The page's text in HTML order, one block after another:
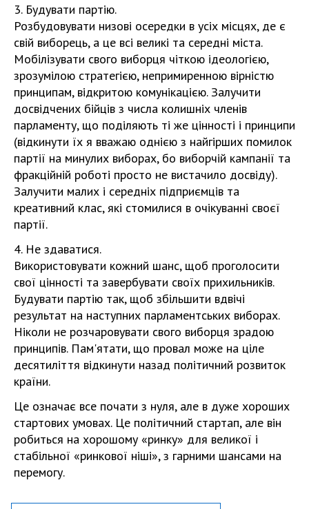
3. Будувати партію.
Розбудовувати низові осередки в усіх місцях, де є
свій виборець, а це всі великі та середні міста.
Мобілізувати свого виборця чіткою ідеологією,
зрозумілою стратегією, непримиренною вірністю
принципам, відкритою комунікацією. Залучити
досвідчених бійців з числа колишніх членів
парламенту, що поділяють ті же цінності і принципи
(відкинути їх я вважаю однією з найгірших помилок
партії на минулих виборах, бо виборчій кампанії та
фракційній роботі просто не вистачило досвіду).
Залучити малих і середніх підприємців та
креативний клас, які стомилися в очікуванні своєї
партії.
4. Не здаватися.
Використовувати кожний шанс, щоб проголосити
свої цінності та завербувати своїх прихильників.
Будувати партію так, щоб збільшити вдвічі
результат на наступних парламентських виборах.
Ніколи не розчаровувати свого виборця зрадою
принципів. Пам'ятати, що провал може на ціле
десятиліття відкинути назад політичний розвиток
країни.
Це означає все почати з нуля, але в дуже хороших
стартових умовах. Це політичний стартап, але він
робиться на хорошому «ринку» для великої і
стабільної «ринкової ніші», з гарними шансами на
перемогу.